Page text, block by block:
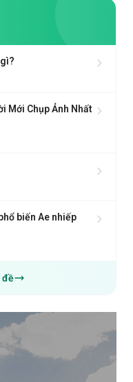
Mới Chụp Ảnh Nhất
biến Ae nhiếp
đề